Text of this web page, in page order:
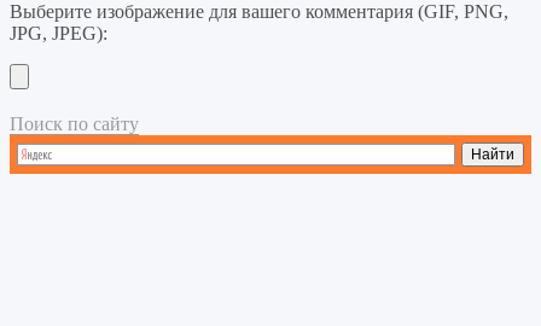
Выберите изображение для вашего комментария (GIF, PNG,
JPG, JPEG):
Поиск по сайту